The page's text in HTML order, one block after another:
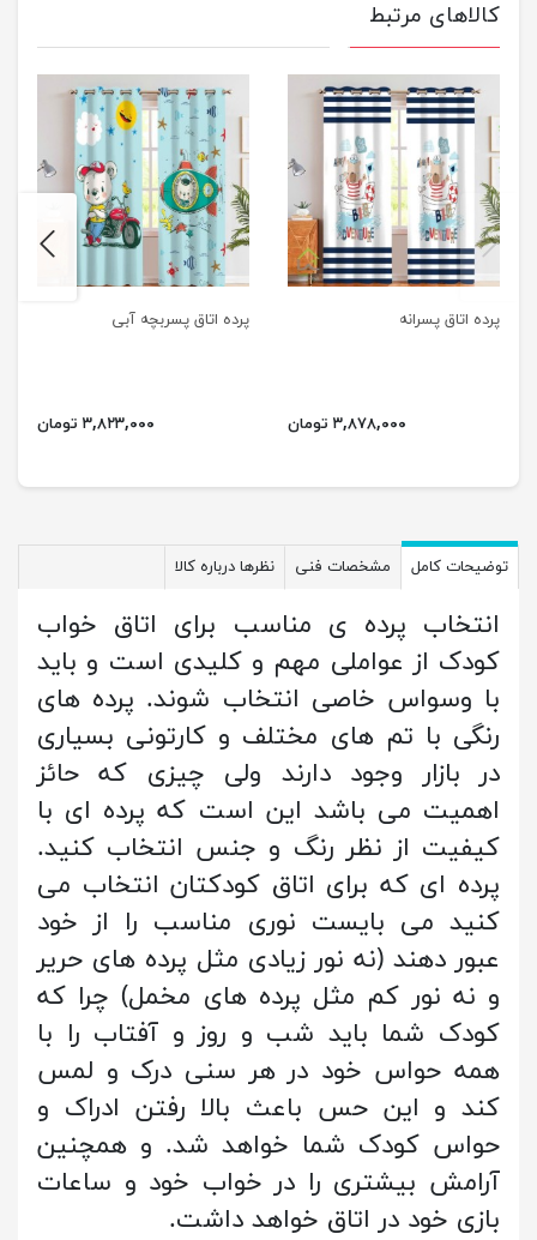
کالاهای مرتبط
پرده اتاق پسرانه
۳,۸۷۸,۰۰۰ تومان
پرده اتاق پسربچه آبی
۳,۸۲۳,۰۰۰ تومان
previus
توضیحات کامل مشخصات فنی نظرها درباره کالا
انتخاب پرده ی مناسب برای اتاق خواب
کودک از عواملی مهم و کلیدی است و باید
با وسواس خاصی انتخاب شوند. پرده های
رنگی با تم های مختلف و کارتونی بسیاری
در بازار وجود دارند ولی چیزی که حائز
اهمیت می باشد این است که پرده ای با
کیفیت از نظر رنگ و جنس انتخاب کنید.
پرده ای که برای اتاق کودکتان انتخاب می
کنید می بایست نوری مناسب را از خود
عبور دهند (نه نور زیادی مثل پرده های حریر
و نه نور کم مثل پرده های مخمل) چرا که
کودک شما باید شب و روز و آفتاب را با
همه حواس خود در هر سنی درک و لمس
کند و این حس باعث بالا رفتن ادراک و
حواس کودک شما خواهد شد. و همچنین
آرامش بیشتری را در خواب خود و ساعات
بازی خود در اتاق خواهد داشت.